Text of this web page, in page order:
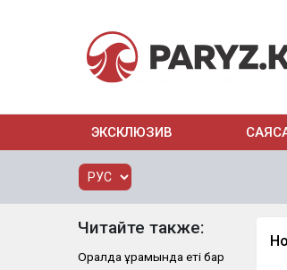
ЭКСКЛЮЗИВ
Читайте также:
Оралда құрамында еті бар